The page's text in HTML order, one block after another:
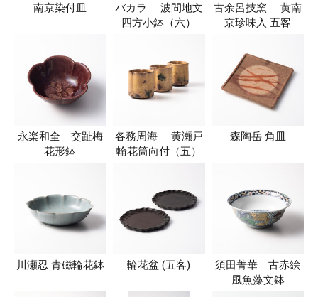
南京染付皿
バカラ 波間地文
四方小鉢（六）
古余呂技窯 黄南
京珍味入 五客
永楽和全 交趾梅
花形鉢
各務周海 黄瀬戸
輪花筒向付（五）
森陶岳 角皿
川瀬忍 青磁輪花鉢 輪花盆 (五客)
須田菁華 古赤絵
風魚藻文鉢